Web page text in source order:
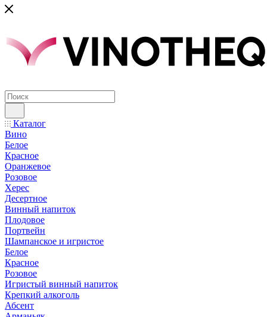
Каталог
Вино
Белое
Красное
Оранжевое
Розовое
Херес
Десертное
Винный напиток
Плодовое
Портвейн
Шампанское и игристое
Белое
Красное
Розовое
Игристый винный напиток
Крепкий алкоголь
Абсент